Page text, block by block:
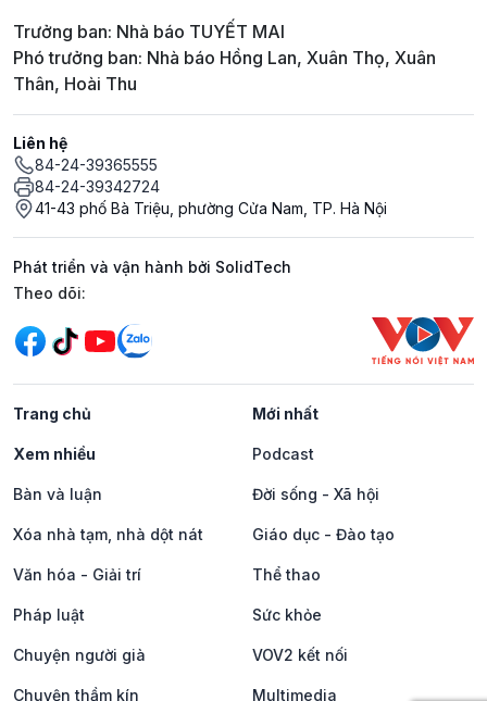
Trưởng ban: Nhà báo TUYẾT MAI
Phó trưởng ban: Nhà báo Hồng Lan, Xuân Thọ, Xuân
Thân, Hoài Thu
Liên hệ
84-24-39365555
84-24-39342724
41-43 phố Bà Triệu, phường Cửa Nam, TP. Hà Nội
Phát triển và vận hành bởi SolidTech
Mạng xã hội
Theo dõi:
Trang chủ Mới nhất
Xem nhiều Podcast
Bàn và luận Đời sống - Xã hội
Xóa nhà tạm, nhà dột nát Giáo dục - Đào tạo
Văn hóa - Giải trí Thể thao
Pháp luật Sức khỏe
Chuyện người già VOV2 kết nối
Chuyện thầm kín Multimedia